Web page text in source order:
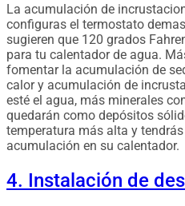
La acumulación de
configuras el termostato
sugieren que 120 grados
para tu calentador de agua.
fomentar la acumulación de
calor y acumulación de
esté el agua, más minerales
quedarán como depósitos
temperatura más alta y
acumulación en su calentador.
4. Instalación de